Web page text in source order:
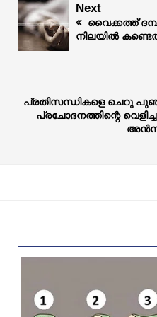
Next
വൈക്കത്ത്
നിലയിൽ
പ്രതിസന്ധികളെ ചെറു
പ്രചോദനത്തിന്റെ